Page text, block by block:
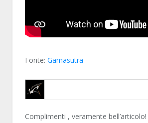
Fonte: Gamasutra
NETKINGZ
Complimenti , veramente bell’articolo!